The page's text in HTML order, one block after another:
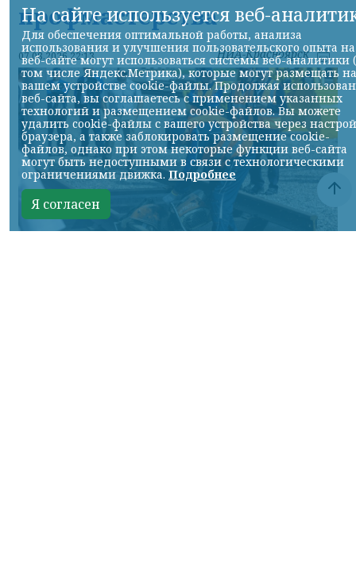
профмастерства
07.08.2026 22:13 НИА-Красноярск
На сайте используется веб-
Для обеспечения оптимальной работы, анализа
использования и улучшения пользовательского опыта на
веб-сайте могут использоваться системы веб-аналитики
том числе Яндекс.Метрика), которые могут размещать на
вашем устройстве cookie-файлы. Продолжая
веб-сайта, вы соглашаетесь с применением указанных
технологий и размещением cookie-файлов. Вы можете
удалить cookie-файлы с вашего устройства через
браузера, а также заблокировать размещение cookie-
файлов, однако при этом некоторые функции веб-сайта
могут быть недоступными в связи с технологическими
ограничениями движка.Подробнее
Я согласен